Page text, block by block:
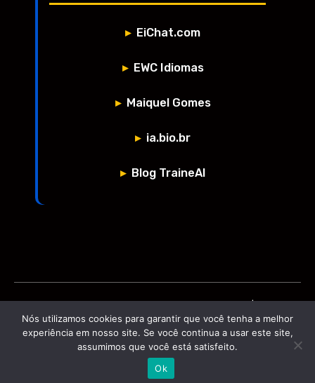
EiChat.com
EWC Idiomas
Maiquel Gomes
ia.bio.br
Blog TraineAI
Consultoria Especializada
Powered by Inteligência Artificial para Negócios | Cursos e
Consultoria Especializada
Nós utilizamos cookies para garantir que você tenha a melhor
experiência em nosso site. Se você continua a usar este site,
assumimos que você está satisfeito.
Ok